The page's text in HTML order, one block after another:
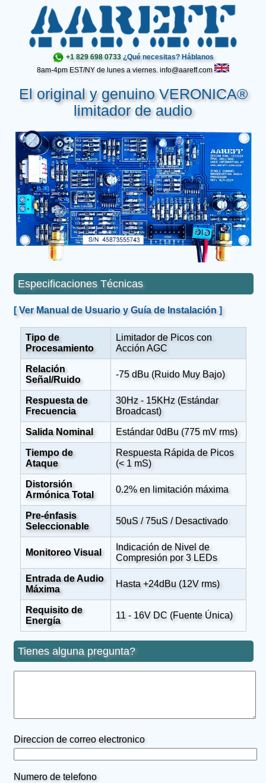
+1 829 698 0733 ¿Qué necesitas? Háblanos
8am-4pm EST/NY de lunes a viernes. info@aareff.com
El original y genuino VERONICA®
limitador de audio
Especificaciones Técnicas
[ Ver Manual de Usuario y Guía de Instalación ]
Tipo de
Procesamiento
Limitador de Picos con
Acción AGC
Relación
Señal/Ruido
-75 dBu (Ruido Muy Bajo)
Respuesta de
Frecuencia
30Hz - 15KHz (Estándar
Broadcast)
Salida Nominal Estándar 0dBu (775 mV rms)
Tiempo de
Ataque
Respuesta Rápida de Picos
(< 1 mS)
Distorsión
Armónica Total
0.2% en limitación máxima
Pre-énfasis
Seleccionable
50uS / 75uS / Desactivado
Monitoreo Visual
Indicación de Nivel de
Compresión por 3 LEDs
Entrada de Audio
Máxima
Hasta +24dBu (12V rms)
Requisito de
Energía
11 - 16V DC (Fuente Única)
Tienes alguna pregunta?
Direccion de correo electronico
Numero de telefono